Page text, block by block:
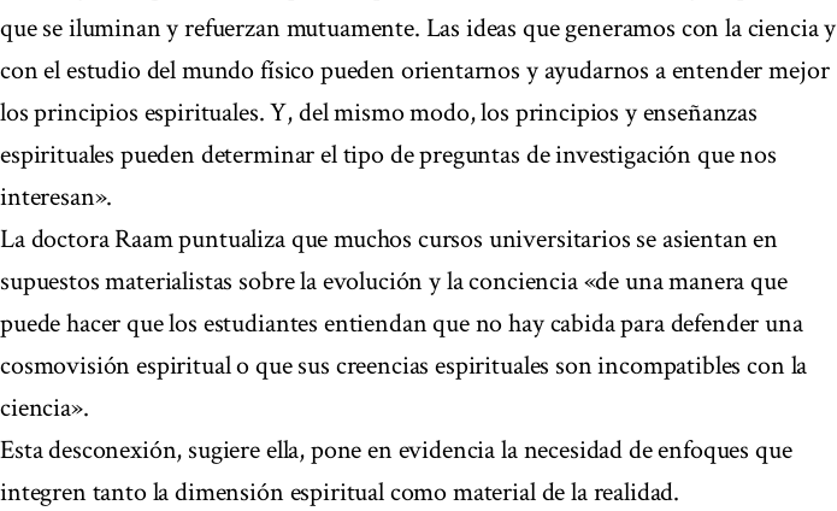
que se iluminan y refuerzan mutuamente. Las ideas que generamos con la ciencia y
con el estudio del mundo físico pueden orientarnos y ayudarnos a entender mejor
los principios espirituales. Y, del mismo modo, los principios y enseñanzas
espirituales pueden determinar el tipo de preguntas de investigación que nos
interesan».
La doctora Raam puntualiza que muchos cursos universitarios se asientan en
supuestos materialistas sobre la evolución y la conciencia «de una manera que
puede hacer que los estudiantes entiendan que no hay cabida para defender una
cosmovisión espiritual o que sus creencias espirituales son incompatibles con la
ciencia».
Esta desconexión, sugiere ella, pone en evidencia la necesidad de enfoques que
integren tanto la dimensión espiritual como material de la realidad.